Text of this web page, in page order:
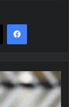
فیسبوک